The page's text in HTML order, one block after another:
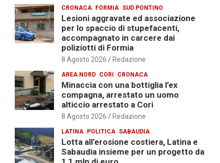
CRONACA FORMIA SUD PONTINO
Lesioni aggravate ed associazione
per lo spaccio di stupefacenti,
accompagnato in carcere dai
poliziotti di Formia
8 Agosto 2026 Redazione
AREA NORD CORI CRONACA
Minaccia con una bottiglia l’ex
compagna, arrestato un uomo
alticcio arrestato a Cori
8 Agosto 2026 Redazione
LATINA POLITICA SABAUDIA
Lotta all’erosione costiera, Latina e
Sabaudia insieme per un progetto da